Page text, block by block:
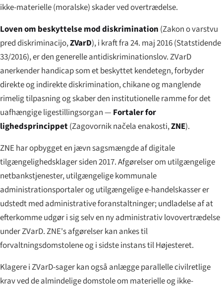
ikke-materielle (moralske) skader ved overtrædelse.
Loven om beskyttelse mod diskrimination (Zakon o varstvu
pred diskriminacijo,ZVarD), i kraft fra 24. maj 2016 (Statstidende
33/2016), er den generelle antidiskriminationslov. ZVarD
anerkender handicap som et beskyttet kendetegn, forbyder
direkte og indirekte diskrimination, chikane og manglende
rimelig tilpasning og skaber den institutionelle ramme for det
uafhængige ligestillingsorgan — Fortaler for
lighedsprincippet(Zagovornik načela enakosti,ZNE).
ZNE har opbygget en jævn sagsmængde af digitale
tilgængelighedsklager siden 2017. Afgørelser om utilgængelige
netbankstjenester, utilgængelige kommunale
administrationsportaler og utilgængelige e-handelskasser er
udstedt med administrative foranstaltninger; undladelse af at
efterkomme udgør i sig selv en ny administrativ lovovertrædelse
under ZVarD. ZNE's afgørelser kan ankes til
forvaltningsdomstolene og i sidste instans til Højesteret.
Klagere i ZVarD-sager kan også anlægge parallelle civilretlige
krav ved de almindelige domstole om materielle og ikke-